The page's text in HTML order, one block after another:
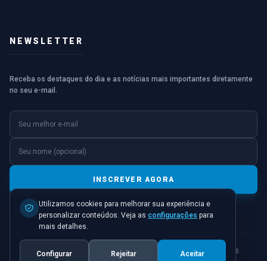
NEWSLETTER
Receba os destaques do dia e as notícias mais importantes diretamente
no seu e-mail.
E-mail
Nome (opcional)
INSCREVER AGORA
© 2026 JORNAL PONTO INICIAL. TODOS OS DIREITOS
Utilizamos cookies para melhorar sua experiência e
personalizar conteúdos. Veja as configurações para
mais detalhes.
Configurar Rejeitar Aceitar